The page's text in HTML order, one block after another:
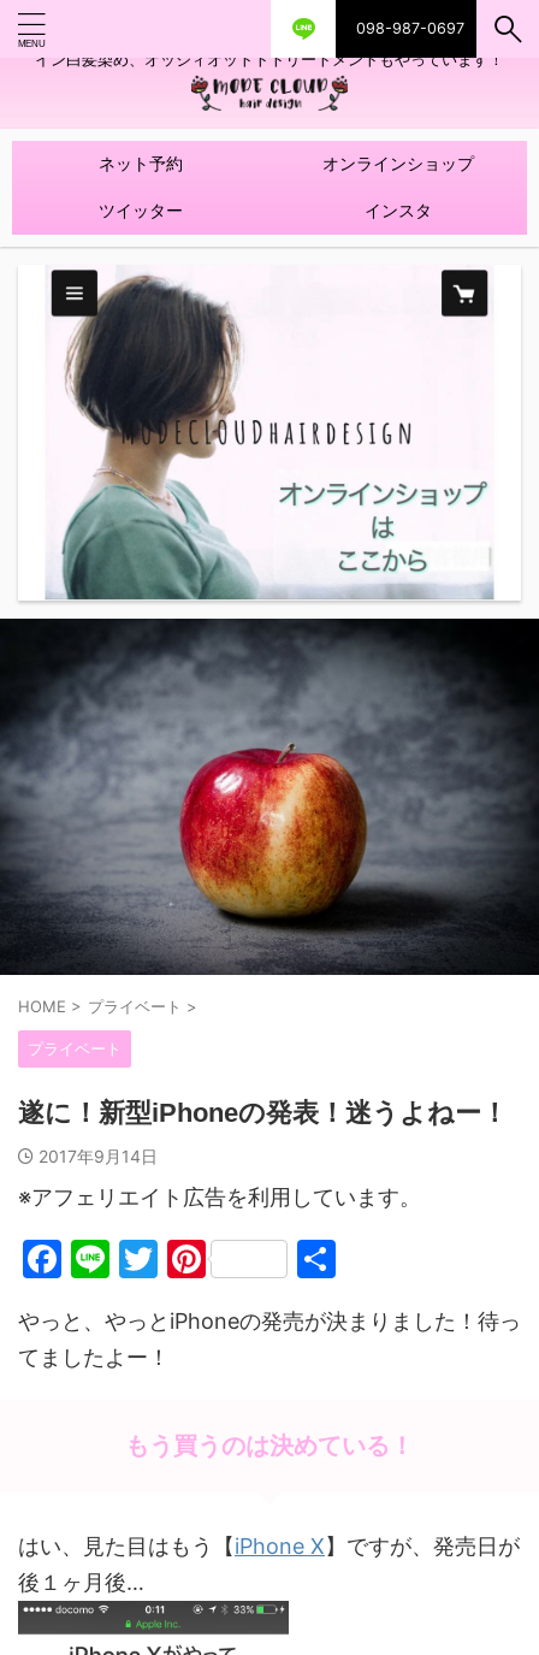
098-987-0697
艶ツヤヘアカラー！髪質改善トリートメントやハイライトを使ったデザ
イン白髪染め、オッジィオットトトリートメントもやっています！
ネット予約 オンラインショップ
ツイッター インスタ
HOME > プライベート >
プライベート
遂に！新型iPhoneの発表！迷うよねー！
2017年9月14日
※アフェリエイト広告を利用しています。
F
c
e
Li
e
T
itt
er
Pi
er
やっと、やっとiPhoneの発売が決まりました！待っ
てましたよー！
もう買うのは決めている！
はい、見た目はもう【iPhone X】ですが、発売日が
後１ヶ月後…